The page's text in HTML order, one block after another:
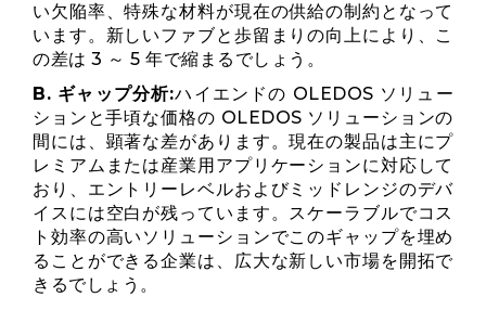
い欠陥率、特殊な材料が現在の供給の制約となって
います。新しいファブと歩留まりの向上により、こ
の差は 3 ～ 5 年で縮まるでしょう。
B. ギャップ分析:ハイエンドの OLEDOS ソリュー
ションと手頃な価格の OLEDOS ソリューションの
間には、顕著な差があります。現在の製品は主にプ
レミアムまたは産業用アプリケーションに対応して
おり、エントリーレベルおよびミッドレンジのデバ
イスには空白が残っています。スケーラブルでコス
ト効率の高いソリューションでこのギャップを埋め
ることができる企業は、広大な新しい市場を開拓で
きるでしょう。